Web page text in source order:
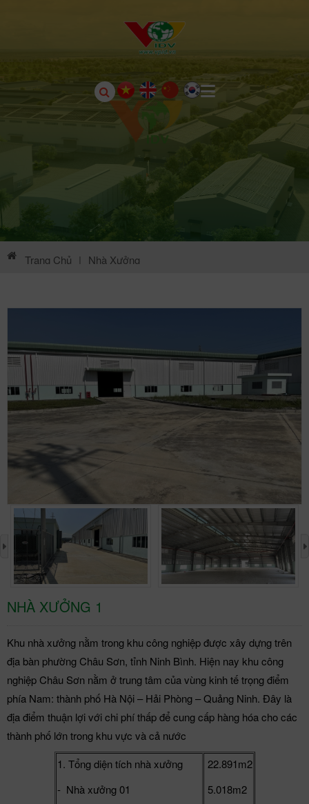
Trang Chủ | Nhà Xưởng
›
NHÀ XƯỞNG 1
Khu nhà xưởng nằm trong khu công nghiệp được xây dựng trên
địa bàn phường Châu Sơn, tỉnh Ninh Bình. Hiện nay khu công
nghiệp Châu Sơn nằm ở trung tâm của vùng kinh tế trọng điểm
phía Nam: thành phố Hà Nội – Hải Phòng – Quảng Ninh. Đây là
địa điểm thuận lợi với chi phí thấp để cung cấp hàng hóa cho các
thành phố lớn trong khu vực và cả nước
1. Tổng diện tích nhà xưởng
- Nhà xưởng 01
22.891m2
5.018m2